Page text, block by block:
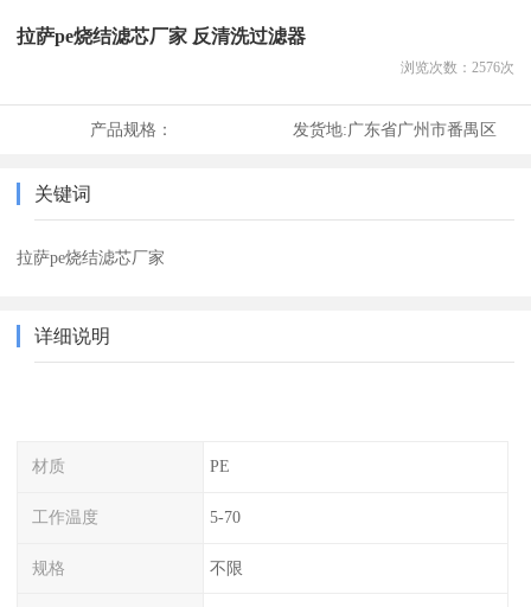
拉萨pe烧结滤芯厂家 反清洗过滤器
浏览次数： 2576次
产品规格： 发货地:广东省广州市番禺区
关键词
拉萨pe烧结滤芯厂家
详细说明
材质 PE
工作温度 5-70
规格 不限